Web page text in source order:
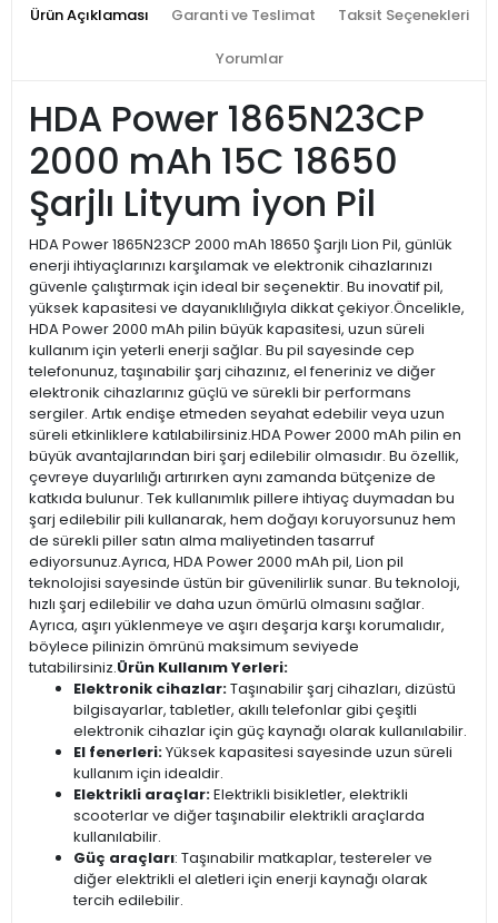
Ürün Açıklaması Garanti ve Teslimat Taksit Seçenekleri
Yorumlar
HDA Power 1865N23CP
2000 mAh 15C 18650
Şarjlı Lityum iyon Pil
HDA Power 1865N23CP 2000 mAh 18650 Şarjlı Lion Pil, günlük
enerji ihtiyaçlarınızı karşılamak ve elektronik cihazlarınızı
güvenle çalıştırmak için ideal bir seçenektir. Bu inovatif pil,
yüksek kapasitesi ve dayanıklılığıyla dikkat çekiyor.Öncelikle,
HDA Power 2000 mAh pilin büyük kapasitesi, uzun süreli
kullanım için yeterli enerji sağlar. Bu pil sayesinde cep
telefonunuz, taşınabilir şarj cihazınız, el feneriniz ve diğer
elektronik cihazlarınız güçlü ve sürekli bir performans
sergiler. Artık endişe etmeden seyahat edebilir veya uzun
süreli etkinliklere katılabilirsiniz.HDA Power 2000 mAh pilin en
büyük avantajlarından biri şarj edilebilir olmasıdır. Bu özellik,
çevreye duyarlılığı artırırken aynı zamanda bütçenize de
katkıda bulunur. Tek kullanımlık pillere ihtiyaç duymadan bu
şarj edilebilir pili kullanarak, hem doğayı koruyorsunuz hem
de sürekli piller satın alma maliyetinden tasarruf
ediyorsunuz.Ayrıca, HDA Power 2000 mAh pil, Lion pil
teknolojisi sayesinde üstün bir güvenilirlik sunar. Bu teknoloji,
hızlı şarj edilebilir ve daha uzun ömürlü olmasını sağlar.
Ayrıca, aşırı yüklenmeye ve aşırı deşarja karşı korumalıdır,
böylece pilinizin ömrünü maksimum seviyede
tutabilirsiniz.Ürün Kullanım Yerleri:
Elektronik cihazlar:Taşınabilir şarj cihazları, dizüstü
bilgisayarlar, tabletler, akıllı telefonlar gibi çeşitli
elektronik cihazlar için güç kaynağı olarak kullanılabilir.
El fenerleri:Yüksek kapasitesi sayesinde uzun süreli
kullanım için idealdir.
Elektrikli araçlar:Elektrikli bisikletler, elektrikli
scooterlar ve diğer taşınabilir elektrikli araçlarda
kullanılabilir.
Güç araçları: Taşınabilir matkaplar, testereler ve
diğer elektrikli el aletleri için enerji kaynağı olarak
tercih edilebilir.